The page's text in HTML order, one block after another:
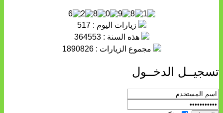
زيارات اليوم : 517
هذه السنة : 364553
مجموع الزيارات : 1890826
تسجيــل الدخــول